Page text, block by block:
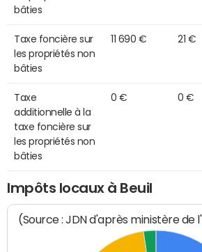
bâties
Taxe foncière sur
les propriétés non
bâties
11 690 € 21 €
Taxe
additionnelle à la
taxe foncière sur
les propriétés non
bâties
0 € 0 €
Impôts locaux à Beuil
(Source : JDN d'après ministère de